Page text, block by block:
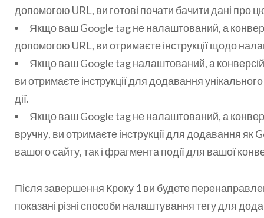
допомогою URL, ви готові почати бачити дані про
Якщо ваш Google tag не налаштований, а
допомогою URL, ви отримаєте інструкції щодо
Якщо ваш Google tag налаштований, а
ви отримаєте інструкції для додавання
дії.
Якщо ваш Google tag не налаштований, а
вручну, ви отримаєте інструкції для додавання як
вашого сайту, так і фрагмента події для вашої
Після завершення Кроку 1 ви будете
показані різні способи налаштування тегу для